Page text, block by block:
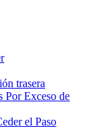
trasera
Por Exceso de
el Paso